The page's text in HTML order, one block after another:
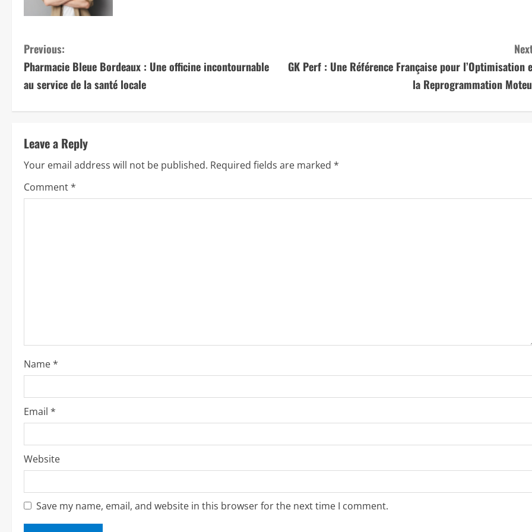
C
o
i
n
u
i
n
g
Previous:
Pharmacie Bleue Bordeaux : Une officine incontournable
au service de la santé locale
GK Perf : Une Référence Française pour l’Optimisation
la Reprogrammation
Leave a Reply
Your email address will not be published. Required fields are marked *
Comment*
Name*
Email *
Website
Save my name, email, and website in this browser for the next time I comment.